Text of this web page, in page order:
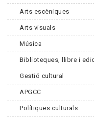
Arts escèniques
Arts visuals
Música
Biblioteques, llibre i
Gestió cultural
APGCC
Polítiques culturals